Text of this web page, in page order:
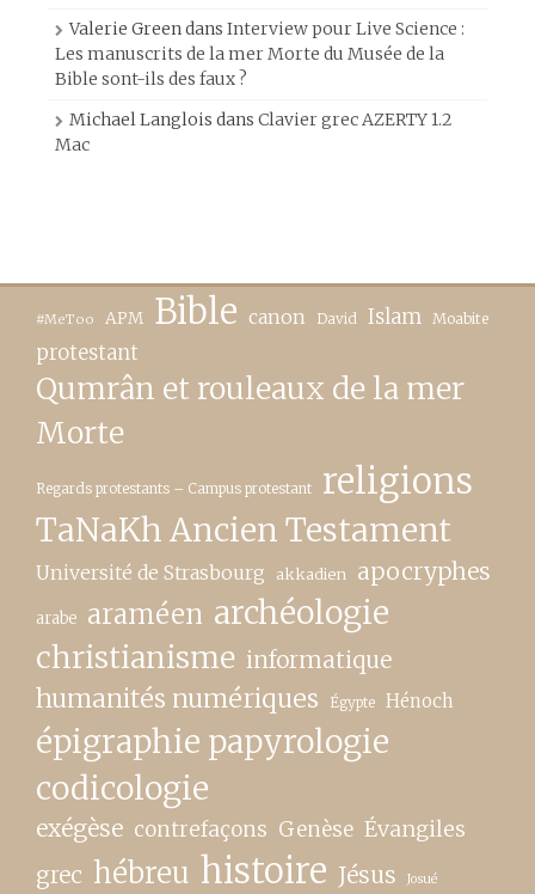
Valerie Greendans Interview pour Live Science :
Les manuscrits de la mer Morte du Musée de la
Bible sont-ils des faux ?
Michael Langlois dans Clavier grec AZERTY 1.2
Mac
#MeToo APM Bible canon David Islam Moabite
protestant
Qumrân et rouleaux de la mer
Morte
Regards protestants – Campus protestant religions
TaNaKh Ancien Testament
Université de Strasbourg akkadien apocryphes
arabe araméen archéologie
christianisme informatique
humanités numériques Égypte Hénoch
épigraphie papyrologie
codicologie
exégèse contrefaçons Genèse Évangiles
grec hébreu histoire Jésus Josué